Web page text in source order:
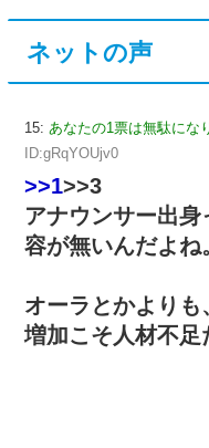
ネットの声
15: あなたの1票は無駄にな
ID:gRqYOUjv0
>>1>>3
アナウンサー出
容が無いんだよね
オーラとかより
増加こそ人材不足